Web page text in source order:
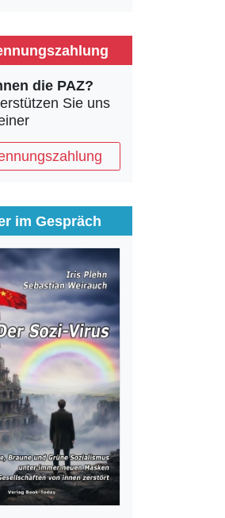
die PAZ?
Sie uns
im Gespräch